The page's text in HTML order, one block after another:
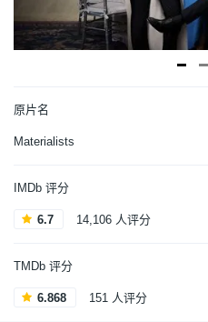
原片名
Materialists
IMDb 评分
6.7 14,106 人评分
TMDb 评分
6.868 151 人评分